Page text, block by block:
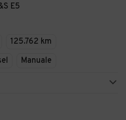
E5
125.762 km
Manuale